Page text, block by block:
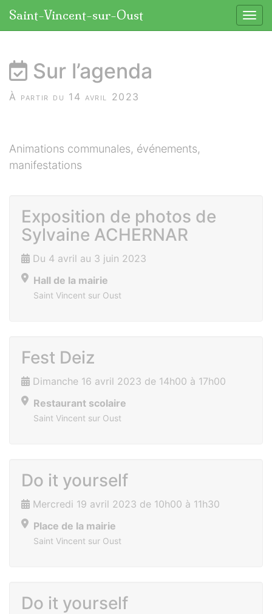
Saint-Vincent-sur-Oust
Sur l’agenda
À partir du 14 avril 2023
Animations communales, événements,
manifestations
Exposition de photos de
Sylvaine ACHERNAR
Du 4 avril au 3 juin 2023
Hall de la mairie
Saint Vincent sur Oust
Fest Deiz
Dimanche 16 avril 2023 de 14h00 à 17h00
Restaurant scolaire
Saint Vincent sur Oust
Do it yourself
Mercredi 19 avril 2023 de 10h00 à 11h30
Place de la mairie
Saint Vincent sur Oust
Do it yourself
Panneau de gestion des cookies